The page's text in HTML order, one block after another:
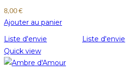
8,00€
Ajouter au panier
Liste d'envie
Liste d'envie
Quick view